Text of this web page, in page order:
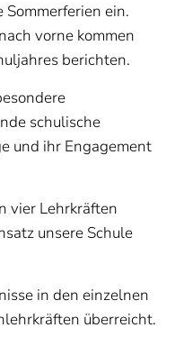
ein.
vorne kommen
berichten.
schulische
und ihr Engagement
vier Lehrkräften
unsere Schule
in den einzelnen
überreicht.